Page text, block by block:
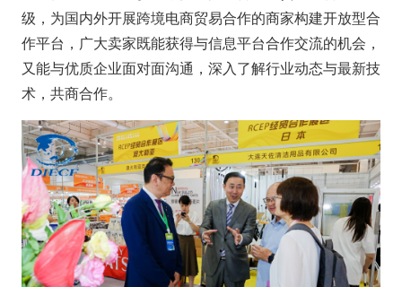
级，为国内外开展跨境电商贸易合作的商家构建开放型合
作平台，广大卖家既能获得与信息平台合作交流的机会，
又能与优质企业面对面沟通，深入了解行业动态与最新技
术，共商合作。